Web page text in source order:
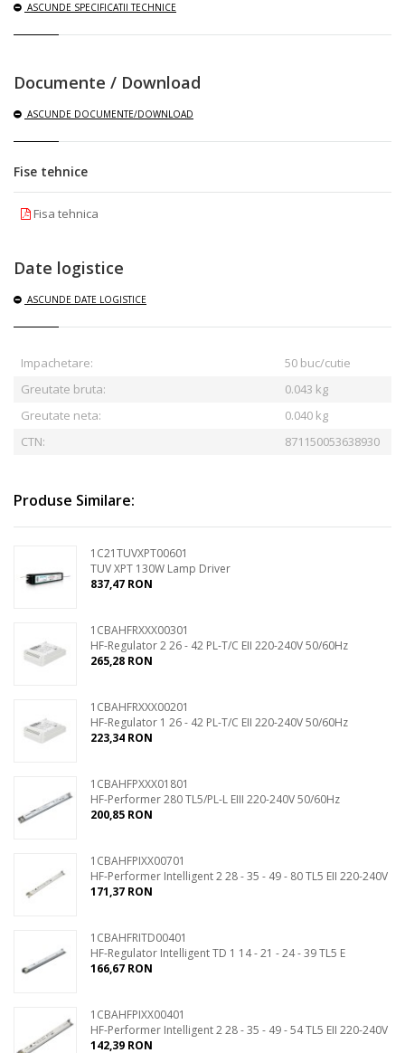
ASCUNDE SPECIFICATII TECHNICE
Documente / Download
ASCUNDE DOCUMENTE/DOWNLOAD
Fise tehnice
Fisa tehnica
Date logistice
ASCUNDE DATE LOGISTICE
Impachetare:
50 buc/cutie
Greutate bruta:
0.043 kg
Greutate neta:
0.040 kg
CTN:
871150053638930
Produse Similare:
1C21TUVXPT00601
TUV XPT 130W Lamp Driver
837,47 RON
1CBAHFRXXX00301
HF-Regulator 2 26 - 42 PL-T/C EII 220-240V 50/60Hz
265,28 RON
1CBAHFRXXX00201
HF-Regulator 1 26 - 42 PL-T/C EII 220-240V 50/60Hz
223,34 RON
1CBAHFPXXX01801
HF-Performer 280 TL5/PL-L EIII 220-240V 50/60Hz
200,85 RON
1CBAHFPIXX00701
HF-Performer Intelligent 2 28 - 35 - 49 - 80 TL5 EII 220-240V
171,37 RON
1CBAHFRITD00401
HF-Regulator Intelligent TD 1 14 - 21 - 24 - 39 TL5 E
166,67 RON
1CBAHFPIXX00401
HF-Performer Intelligent 2 28 - 35 - 49 - 54 TL5 EII 220-240V
142,39 RON